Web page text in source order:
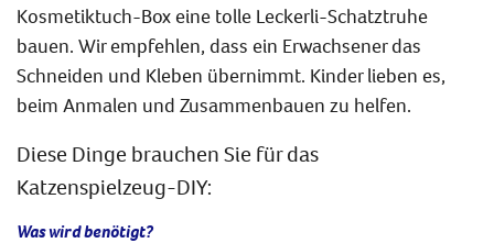
Kosmetiktuch-Box eine tolle Leckerli-Schatztruhe
bauen. Wir empfehlen, dass ein Erwachsener das
Schneiden und Kleben übernimmt. Kinder lieben es,
beim Anmalen und Zusammenbauen zu helfen.
Diese Dinge brauchen Sie für das
Katzenspielzeug-DIY:
Was wird benötigt?